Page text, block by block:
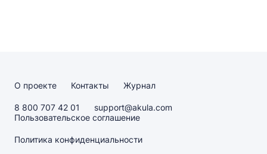
О проекте Контакты Журнал
8 800 707 42 01
support@akula.com
Пользовательское соглашение
Политика конфиденциальности